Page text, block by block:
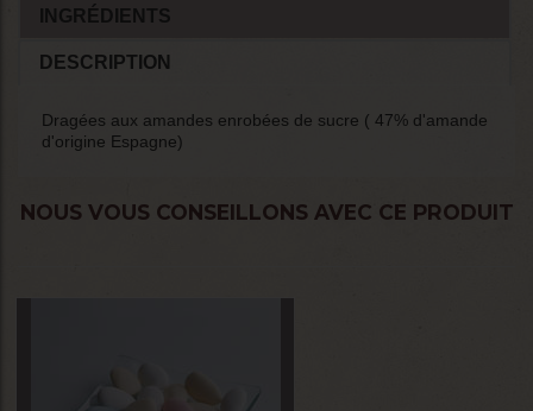
DESCRIPTION
INGRÉDIENTS
Dragées aux amandes enrobées de sucre ( 47% d'amande
d'origine Espagne)
NOUS VOUS CONSEILLONS AVEC CE PRODUIT